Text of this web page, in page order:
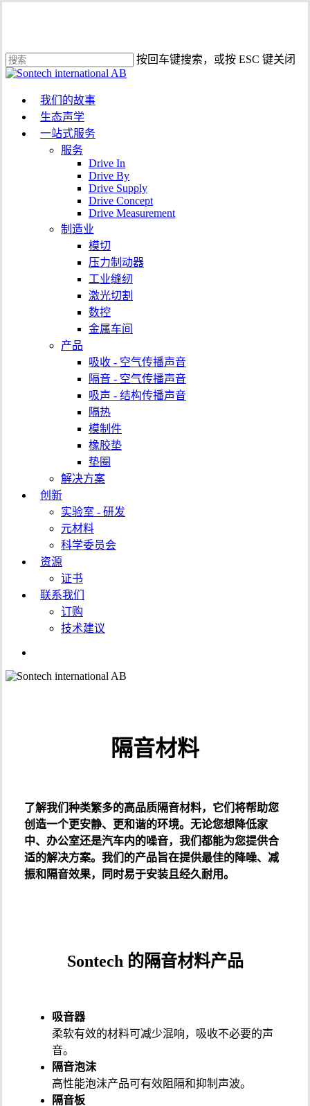
要
内
按回车键搜索，或按 ESC 键关闭
关
我们的故事
生态声学
一站式服务
服务
Drive In
Drive By
Drive Supply
Drive Concept
Drive Measurement
制造业
模切
压力制动器
工业缝纫
激光切割
数控
金属车间
产品
吸收 - 空气传播声音
隔音 - 空气传播声音
吸声 - 结构传播声音
隔热
模制件
橡胶垫
垫圈
解决方案
创新
实验室 - 研发
元材料
科学委员会
资源
证书
联系我们
订购
技术建议
接
隔音材料
了解我们种类繁多的高品质隔音材料，它们将帮助您
创造一个更安静、更和谐的环境。无论您想降低家
中、办公室还是汽车内的噪音，我们都能为您提供合
适的解决方案。我们的产品旨在提供最佳的降噪、减
振和隔音效果，同时易于安装且经久耐用。
Sontech 的隔音材料产品
吸音器
柔软有效的材料可减少混响，吸收不必要的声
音。
隔音泡沫
高性能泡沫产品可有效阻隔和抑制声波。
隔音板